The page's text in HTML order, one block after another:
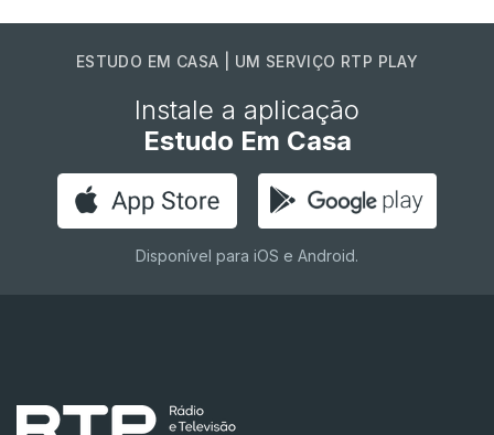
ESTUDO EM CASA | UM SERVIÇO RTP PLAY
Instale a aplicação
Estudo Em Casa
Disponível para iOS e Android.